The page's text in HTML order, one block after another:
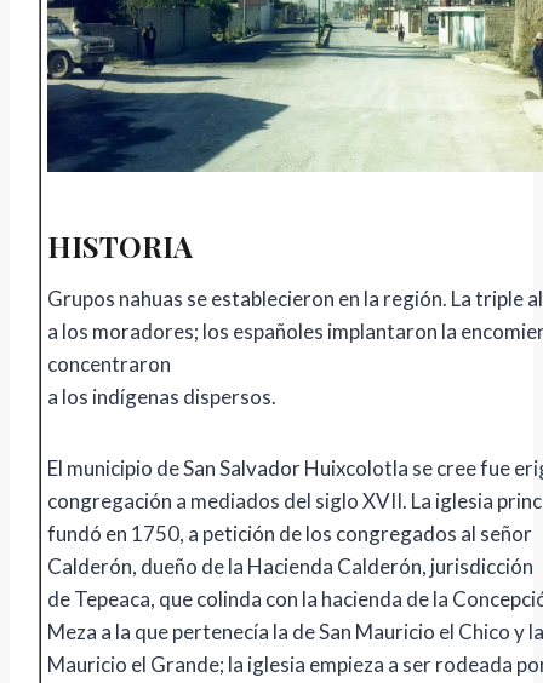
HISTORIA
Grupos nahuas se establecieron en la región. La triple
a los moradores; los españoles implantaron la
concentraron
a los indígenas dispersos.
El municipio de San Salvador Huixcolotla se cree fue
congregación a mediados del siglo XVII. La iglesia
fundó en 1750, a petición de los congregados al señor
Calderón, dueño de la Hacienda Calderón, jurisdicción
de Tepeaca, que colinda con la hacienda de la
Meza a la que pertenecía la de San Mauricio el Chico y
Mauricio el Grande; la iglesia empieza a ser rodeada